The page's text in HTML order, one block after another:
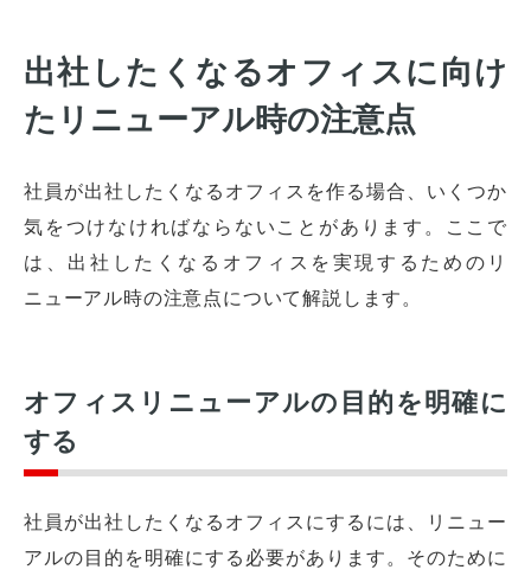
出社したくなるオフィスに向け
たリニューアル時の注意点
社員が出社したくなるオフィスを作る場合、いくつか
気をつけなければならないことがあります。ここで
は、出社したくなるオフィスを実現するためのリ
ニューアル時の注意点について解説します。
オフィスリニューアルの目的を明確に
する
社員が出社したくなるオフィスにするには、リニュー
アルの目的を明確にする必要があります。そのために